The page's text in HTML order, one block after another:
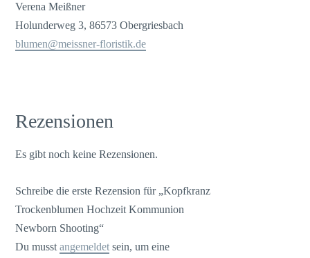
Verena Meißner
Holunderweg 3, 86573 Obergriesbach
blumen@meissner-floristik.de
Rezensionen
Es gibt noch keine Rezensionen.
Schreibe die erste Rezension für „Kopfkranz
Trockenblumen Hochzeit Kommunion
Newborn Shooting“
Du musstangemeldet sein, um eine